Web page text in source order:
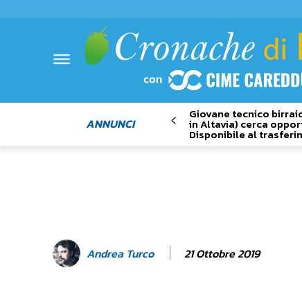
ANNUNCI
Giovane tecnico
in Altavia) cerca
Disponibile al
Andrea Turco 21 Ottobre 2019